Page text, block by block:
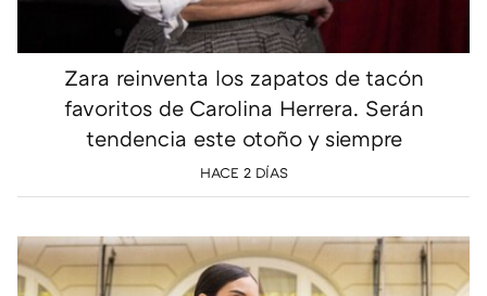
Zara reinventa los zapatos de tacón
favoritos de Carolina Herrera. Serán
tendencia este otoño y siempre
HACE 2 DÍAS